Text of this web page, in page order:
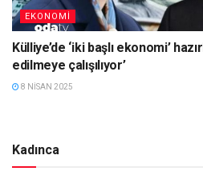
EKONOMI
Külliye’de ‘iki başlı ekonomi’
edilmeye çalışılıyor’
8 NISAN 2025
Kadınca